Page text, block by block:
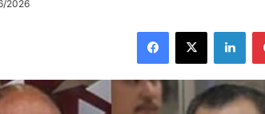
2026
Facebook
X